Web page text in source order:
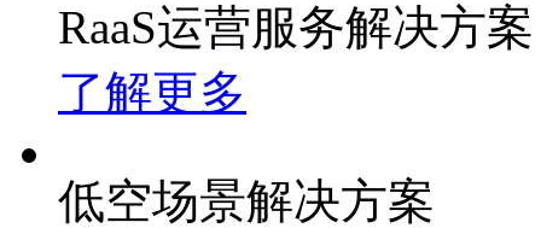
RaaS运营服务解决方案
了解更多
低空场景解决方案